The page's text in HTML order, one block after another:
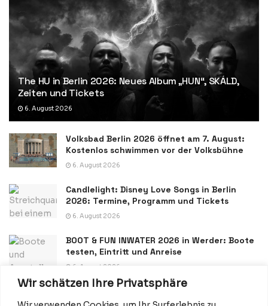
Wir schätzen Ihre Privatsphäre
The HU in Berlin 2026: Neues Album „HUN“, SKÁLD,
Zeiten und Tickets
6. August 2026
Volksbad Berlin 2026 öffnet am 7. August:
Kostenlos schwimmen vor der Volksbühne
6. August 2026
Candlelight: Disney Love Songs in Berlin
2026: Termine, Programm und Tickets
6. August 2026
BOOT & FUN INWATER 2026 in Werder: Boote
testen, Eintritt und Anreise
6. August 2026